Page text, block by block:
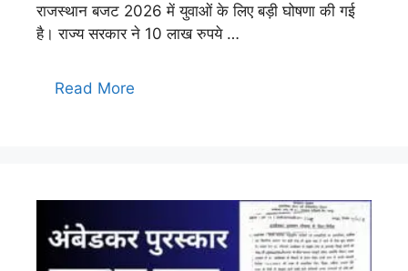
राजस्थान बजट 2026 में युवाओं के लिए बड़ी घोषणा की गई
है। राज्य सरकार ने 10 लाख रुपये …
Read More